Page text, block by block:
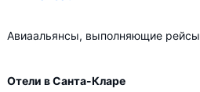
Авиаальянсы, выполняющие
Отели в Санта-Кларе